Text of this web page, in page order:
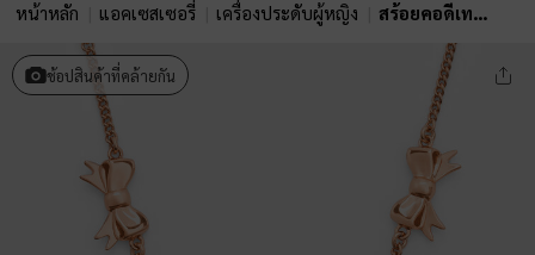
หน้าหลัก แอคเซสเซอรี่ เครื่องประดับผู้หญิง สร้อยคอดีเทลจี้รูปโบว์ประดับคริสตัลรุ่น Paige
ช้อปสินค้าที่คล้ายกัน